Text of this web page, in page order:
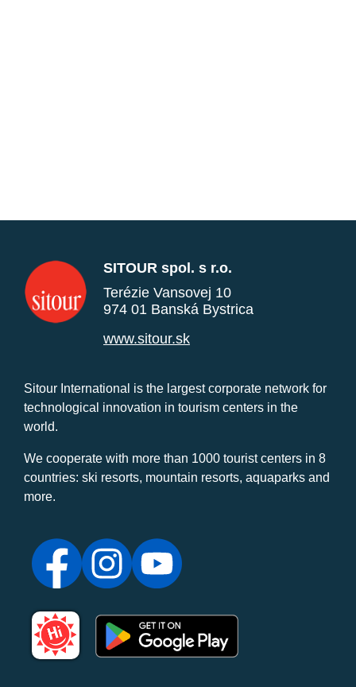
SITOUR spol. s r.o.
Terézie Vansovej 10
974 01 Banská Bystrica
www.sitour.sk
Sitour International is the largest corporate network for
technological innovation in tourism centers in the
world.
We cooperate with more than 1000 tourist centers in 8
countries: ski resorts, mountain resorts, aquaparks and
more.